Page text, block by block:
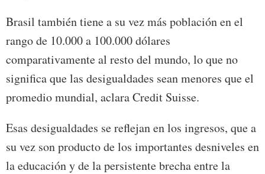
Brasil también tiene a su vez más población en el
rango de 10.000 a 100.000 dólares
comparativamente al resto del mundo, lo que no
significa que las desigualdades sean menores que el
promedio mundial, aclara Credit Suisse.
Esas desigualdades se reflejan en los ingresos, que a
su vez son producto de los importantes desniveles en
la educación y de la persistente brecha entre la